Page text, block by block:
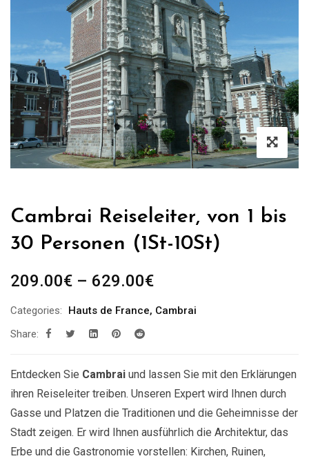
Cambrai Reiseleiter, von 1 bis
30 Personen (1St-10St)
209.00€ – 629.00€Preisspanne:
bis
Categories: Hauts de France, Cambrai
Share:
Entdecken Sie Cambrai und lassen Sie mit den Erklärungen
ihren Reiseleiter treiben. Unseren Expert wird Ihnen durch
Gasse und Platzen die Traditionen und die Geheimnisse der
Stadt zeigen. Er wird Ihnen ausführlich die Architektur, das
Erbe und die Gastronomie vorstellen: Kirchen, Ruinen,